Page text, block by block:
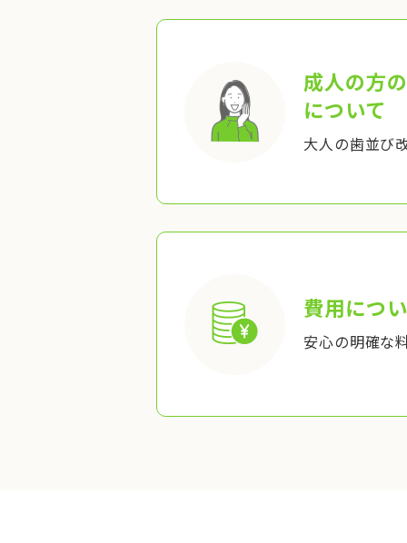
成人の方
について
大人の歯並び
費用につ
安心の明確な